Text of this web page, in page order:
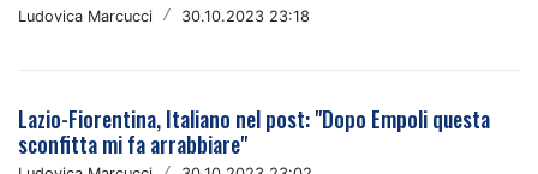
Ludovica Marcucci / 30.10.2023 23:18
Lazio-Fiorentina, Italiano nel post: "Dopo Empoli questa
sconfitta mi fa arrabbiare"